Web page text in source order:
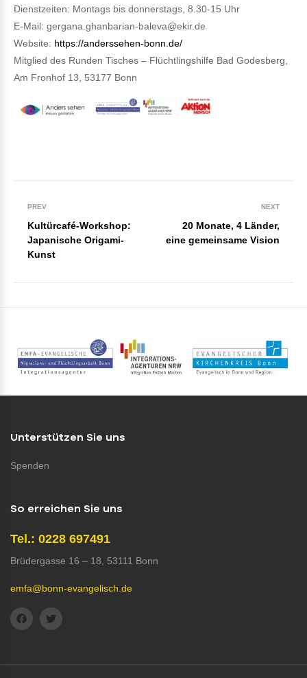
Dienstzeiten: Montags bis donnerstags, 8.30-15 Uhr
E-Mail: gergana.ghanbarian-baleva@ekir.de
Website: https://anderssehen-bonn.de/
Mitglied des Runden Tisches – Flüchtlingshilfe Bad Godesberg,
Am Fronhof 13, 53177 Bonn
PREV
Kultürcafé-Workshop:
Japanische Origami-
Kunst
NEXT
20 Monate, 4 Länder,
eine gemeinsame Vision
Unterstützen Sie uns
Spenden
So erreichen Sie uns
Tel.: 0228 697491
Brüdergasse 16 – 18, 53111 Bonn
emfa@bonn-evangelisch.de